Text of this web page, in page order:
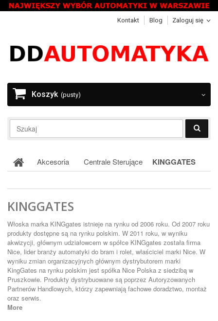
Zaloguj się
Kontakt Blog
Koszyk (pusty)
Akcesoria Centrale Sterujące KINGGATES
KINGGATES
Włoska marka KINGgates istnieje na rynku od 2006 roku. Od 2007 roku
produkty dostępne są na rynku polskim. W 2011 roku, w wyniku
akwizycji, głównym udziałowcem w spółce KINGgates została firma
Nice, lider branży automatyki do bram i rolet, właściciel marki Nice. W
wyniku zmian organizacyjnych głównym dystrybutorem marki
KingGates na rynku polskim jest spółka Nice Polska z siedzibą w
Pruszkowie. Produkty dystrybuowane są poprzez Autoryzowanych
Partnerów Handlowych, którzy zapewniają fachowe doradztwo, montaż
oraz serwis.
More